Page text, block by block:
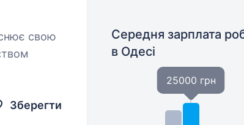
Зберегти
Середня зарплата
в Одесі
25000 грн